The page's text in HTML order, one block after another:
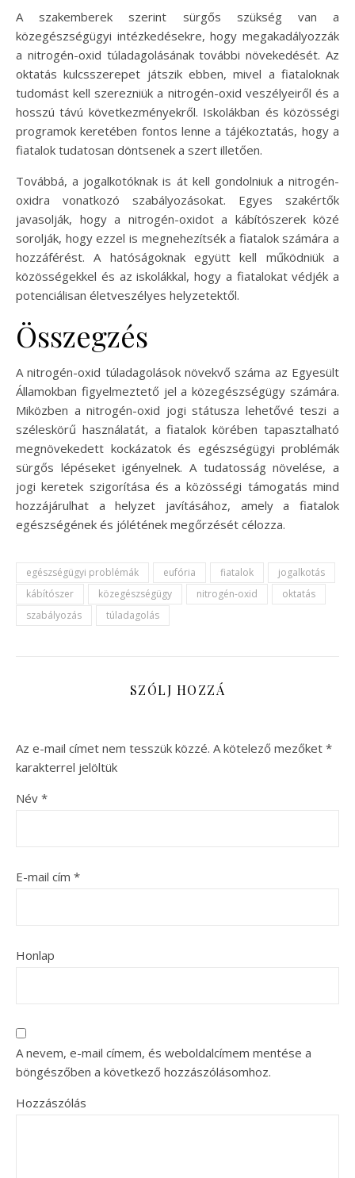
A szakemberek szerint sürgős szükség van a
közegészségügyi intézkedésekre, hogy megakadályozzák
a nitrogén-oxid túladagolásának további növekedését. Az
oktatás kulcsszerepet játszik ebben, mivel a fiataloknak
tudomást kell szerezniük a nitrogén-oxid veszélyeiről és a
hosszú távú következményekről. Iskolákban és közösségi
programok keretében fontos lenne a tájékoztatás, hogy a
fiatalok tudatosan döntsenek a szert illetően.
Továbbá, a jogalkotóknak is át kell gondolniuk a nitrogén-
oxidra vonatkozó szabályozásokat. Egyes szakértők
javasolják, hogy a nitrogén-oxidot a kábítószerek közé
sorolják, hogy ezzel is megnehezítsék a fiatalok számára a
hozzáférést. A hatóságoknak együtt kell működniük a
közösségekkel és az iskolákkal, hogy a fiatalokat védjék a
potenciálisan életveszélyes helyzetektől.
Összegzés
A nitrogén-oxid túladagolások növekvő száma az Egyesült
Államokban figyelmeztető jel a közegészségügy számára.
Miközben a nitrogén-oxid jogi státusza lehetővé teszi a
széleskörű használatát, a fiatalok körében tapasztalható
megnövekedett kockázatok és egészségügyi problémák
sürgős lépéseket igényelnek. A tudatosság növelése, a
jogi keretek szigorítása és a közösségi támogatás mind
hozzájárulhat a helyzet javításához, amely a fiatalok
egészségének és jólétének megőrzését célozza.
egészségügyi problémák eufória fiatalok
jogalkotás
kábítószer
közegészségügy nitrogén-oxid
oktatás
szabályozás
túladagolás
SZÓLJ HOZZÁ
Az e-mail címet nem tesszük közzé. A kötelező mezőket *
karakterrel jelöltük
Név *
E-mail cím *
Honlap
A nevem, e-mail címem, és weboldalcímem mentése a
böngészőben a következő hozzászólásomhoz.
Hozzászólás